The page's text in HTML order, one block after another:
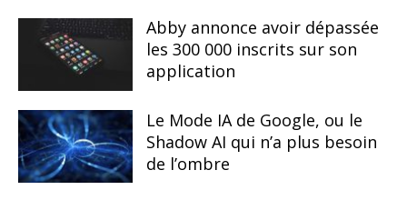
Abby annonce avoir dépassée
les 300 000 inscrits sur son
application
Le Mode IA de Google, ou le
Shadow AI qui n’a plus besoin
de l’ombre